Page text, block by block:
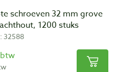
schroeven 32 mm grove
1200 stuks
32588